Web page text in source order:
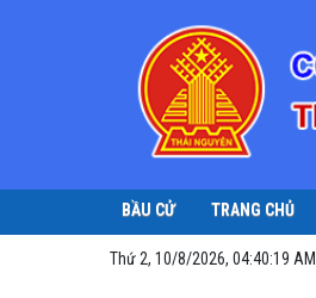
BẦU CỬ TRANG CHỦ
Thứ 2, 10/8/2026, 04:40:20 AM